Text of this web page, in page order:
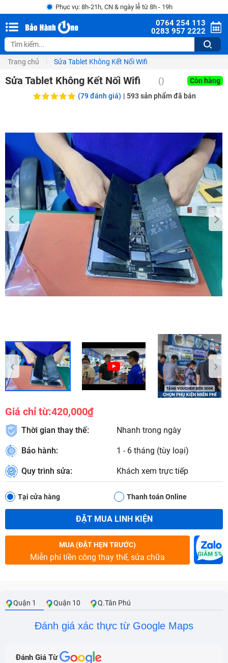
Phục vụ: 8h-21h, CN & ngày lễ từ 8h - 19h
0764 254 113
0283 957 2222
Trang chủ Sửa Tablet Không Kết Nối Wifi
Sửa Tablet Không Kết Nối Wifi ()
Còn hàng
(79 đánh giá) | 593 sản phẩm đã bán
‹ ›
Giá chỉ từ:420,000₫
Thời gian thay thế: Nhanh trong ngày
Bảo hành: 1 - 6 tháng (tùy loại)
Quy trình sửa: Khách xem trực tiếp
Tại cửa hàng Thanh toán Online
ĐẶT MUA LINH KIỆN
MUA (ĐẶT HẸN TRƯỚC)
Miễn phí tiền công thay thế, sửa chữa
Quận 1 Quận 10 Q.Tân Phú
Đánh giá xác thực từ Google Maps
Đánh Giá Từ